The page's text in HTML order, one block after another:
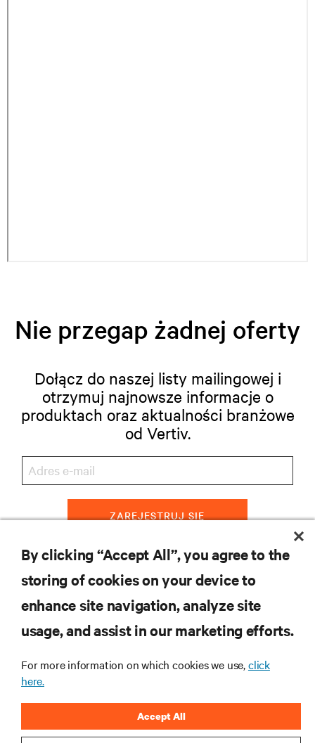
Nie przegap żadnej oferty
Dołącz do naszej listy mailingowej i
otrzymuj najnowsze informacje o
produktach oraz aktualności branżowe
od Vertiv.
ZAREJESTRUJ SIĘ
WSPARCIE
O NAS
By clicking “Accept All”, you agree to the
storing of cookies on your device to
enhance site navigation, analyze site
usage, and assist in our marketing efforts.
For more information on which cookies we use,click
here.
Accept All